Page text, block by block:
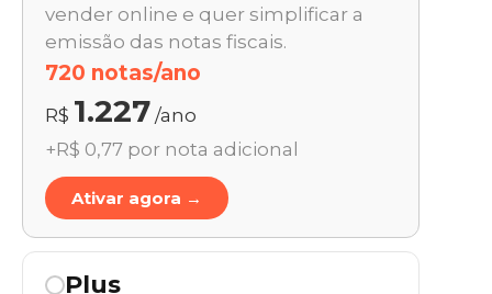
vender online e quer simplificar a
emissão das notas fiscais.
720 notas/ano
R$ 1.227 /ano
+R$ 0,77 por nota adicional
Ativar agora →
Plus